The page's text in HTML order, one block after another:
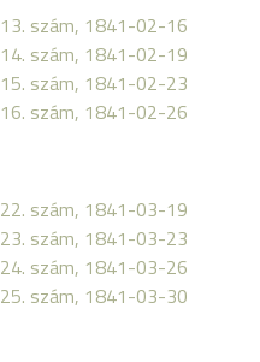
13. szám, 1841-02-16
14. szám, 1841-02-19
15. szám, 1841-02-23
16. szám, 1841-02-26
22. szám, 1841-03-19
23. szám, 1841-03-23
24. szám, 1841-03-26
25. szám, 1841-03-30